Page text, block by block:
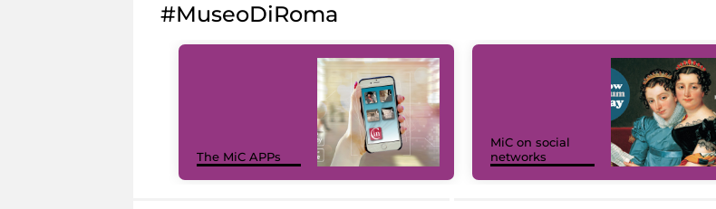
#MuseoDiRoma
The MiC APPs
MiC on social
networks